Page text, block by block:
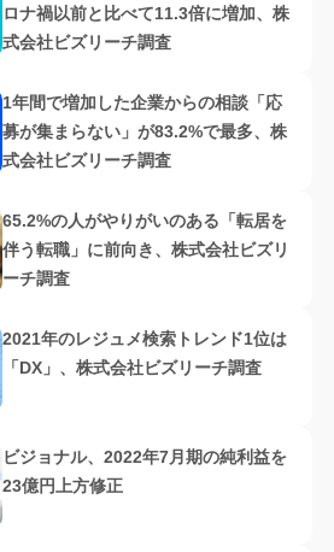
ロナ禍以前と比べて11.3倍に増加、株
式会社ビズリーチ調査
1年間で増加した企業からの相談「応
募が集まらない」が83.2%で最多、株
式会社ビズリーチ調査
65.2%の人がやりがいのある「転居を
伴う転職」に前向き、株式会社ビズリ
ーチ調査
2021年のレジュメ検索トレンド1位は
「DX」、株式会社ビズリーチ調査
ビジョナル、2022年7月期の純利益を
23億円上方修正